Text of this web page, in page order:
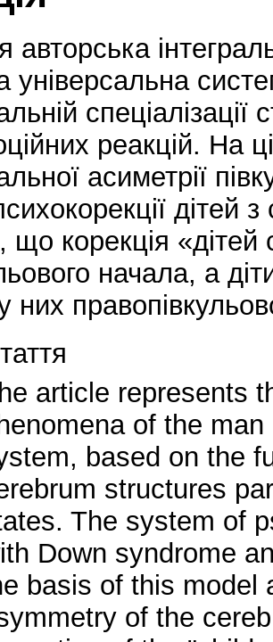
авторська
універсальна
реакцій. На
асиметрії
дітей
що корекція «дітей
начала, а
них
article represents
of the
based on the
structures
The system of
Down syndrome
basis of this model
of the